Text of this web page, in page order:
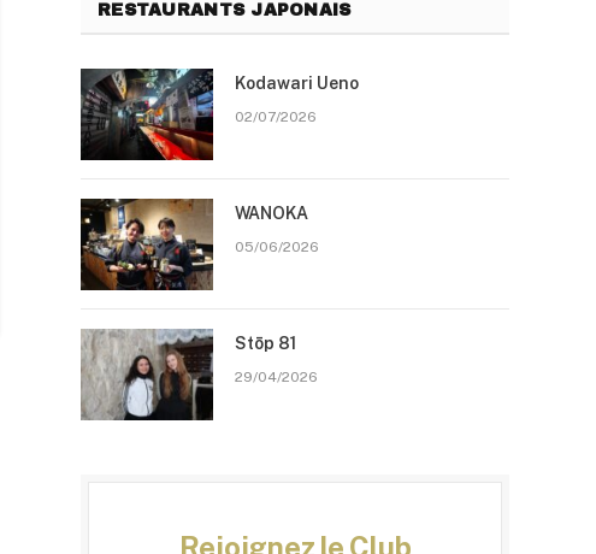
RESTAURANTS JAPONAIS
Kodawari Ueno
02/07/2026
WANOKA
05/06/2026
Stōp 81
29/04/2026
Rejoignez le Club